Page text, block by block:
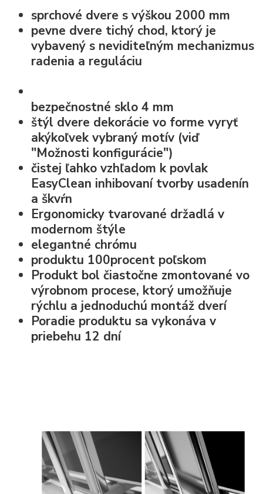
sprchové dvere s výškou 2000 mm
pevne dvere tichý chod, ktorý je
vybavený s neviditeľným mechanizmus
radenia a reguláciu
bezpečnostné sklo4 mm
štýl dvere dekorácie vo formevyryť
akýkoľvek vybraný motív (viď
"Možnosti konfigurácie")
čistej ľahko vzhľadom k povlak
EasyClean inhibovaní tvorby usadenín
a škvŕn
Ergonomicky tvarované držadlá v
modernom štýle
elegantné chrómu
produktu 100procent poľskom
Produkt bol čiastočne zmontované vo
výrobnom procese, ktorý umožňuje
rýchlu a jednoduchú montáž dverí
Poradie produktu sa vykonáva v
priebehu 12 dní